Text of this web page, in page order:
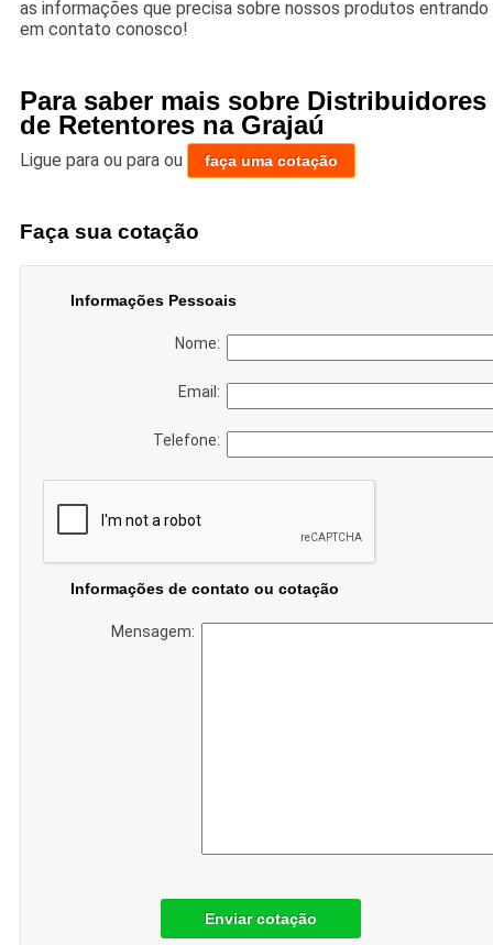
as informações que precisa sobre nossos produtos entrando
em contato conosco!
Para saber mais sobre Distribuidores
de Retentores na Grajaú
Ligue para ou para ou faça uma cotação
Faça sua cotação
Informações Pessoais
Nome:
Email:
Telefone:
Informações de contato ou cotação
Mensagem:
Enviar cotação